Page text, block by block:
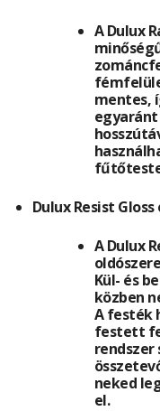
A Dulux
mentes,
egyaránt
Dulux Resist
A Dulux
Kül- és
közben
A festék
festett
neked
el.